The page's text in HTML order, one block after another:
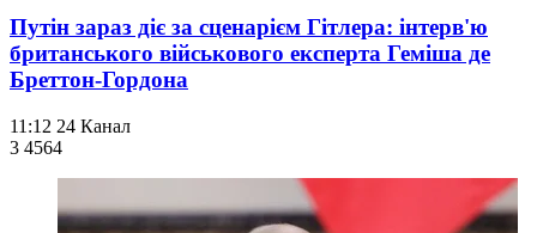
Путін зараз діє за сценарієм Гітлера: інтерв'ю
британського військового експерта Геміша де
Бреттон-Гордона
11:12 24 Канал
3 4564